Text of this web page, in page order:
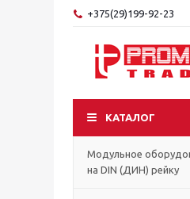
+375(29)199-92-23
КАТАЛОГ
Модульное
на DIN (ДИН) рейку